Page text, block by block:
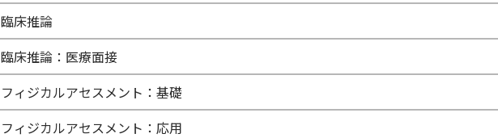
臨床推論
臨床推論：医療面接
フィジカルアセスメント：基礎
フィジカルアセスメント：応用